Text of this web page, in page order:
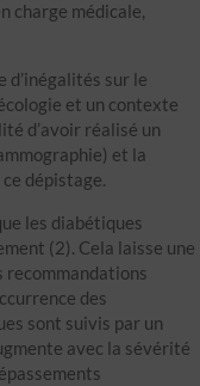
charge médicale,
d’inégalités sur le
et un contexte
d’avoir réalisé un
et la
dépistage.
les diabétiques
(2). Cela laisse une
recommandations
des
sont suivis par un
avec la sévérité